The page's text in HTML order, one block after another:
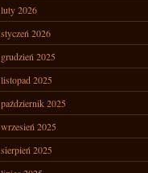
luty 2026
styczeń 2026
grudzień 2025
listopad 2025
październik 2025
wrzesień 2025
sierpień 2025